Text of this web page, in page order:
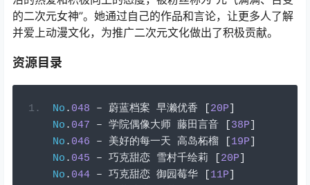
的二次元女神”。她通过自己的作品和言论，让更多人了解
并爱上动漫文化，为推广二次元文化做出了积极贡献。
资源目录
No . 048 – 蔚蓝档案 早濑优香 20P
No . 047 – 学院偶像大师 藤田言音 38P
No . 046 – 美好的每一天 高岛柘榴 19P
No . 045 – 巧克甜恋 雪村千绘莉 20P
No . 044 – 巧克甜恋 御园莓华 11P